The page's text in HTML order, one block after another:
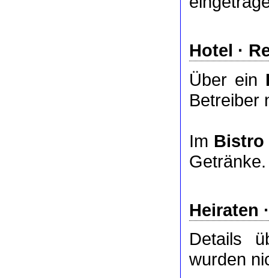
Hotel ·
Über ein
Betreiber
Im Bistro
Getränke.
Heiraten
Details
wurden